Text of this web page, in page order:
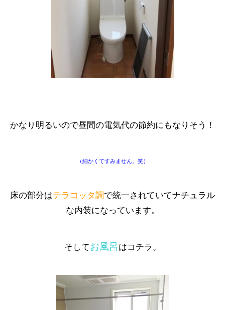
かなり明るいので昼間の電気代の節約にもなりそう！
（細かくてすみません。笑）
床の部分はテラコッタ調で統一されていてナチュラル
な内装になっています。
そしてお風呂 はコチラ。